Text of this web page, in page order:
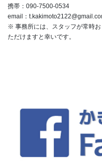
携帯：090-7500-0534
email：
※ 事務所には、スタッフが常時
ただけますと幸いです。